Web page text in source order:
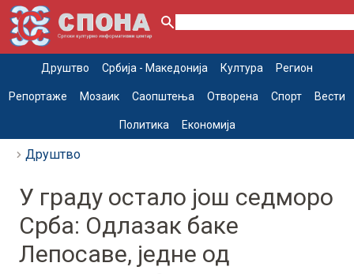
Друштво Србија - Македонија Култура Регион
Репортаже Мозаик Саопштења Отворена Спорт Вести
Политика Економија
Друштво
У граду остало још седморо
Срба: Одлазак баке
Лепосаве, једне од